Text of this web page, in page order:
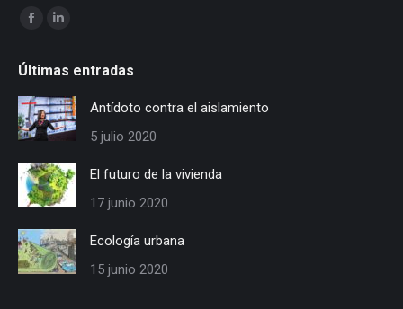
Encuéntranos en:
opens
in
new
window
opens
in
new
window
Últimas entradas
Antídoto contra el aislamiento
5 julio 2020
El futuro de la vivienda
17 junio 2020
Ecología urbana
15 junio 2020